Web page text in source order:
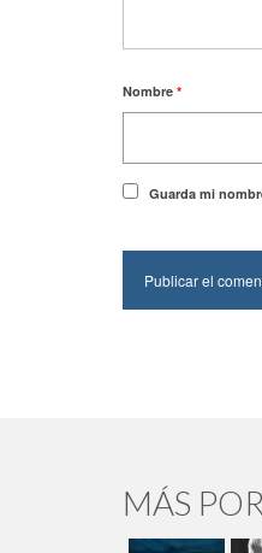
Nombre *
Guarda mi
MÁS